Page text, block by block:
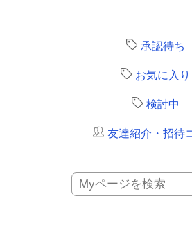
承認待ち
お気に入り
検討中
友達紹介・招待